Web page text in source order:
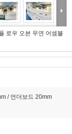
로우 오븐 무연 어셈블
/ 언더보드 20mm